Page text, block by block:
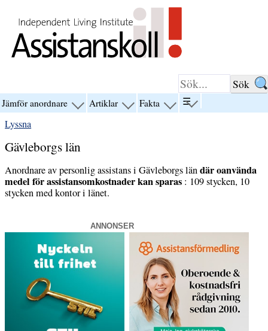
Jämför anordnare visa
anordnare”
Artiklar visa Fakta visa
☰visa
menyn
Lyssna
Gävleborgs län
Anordnare av personlig assistans i Gävleborgs ländär oanvända
medel för assistansomkostnader kan sparas : 109 stycken, 10
stycken med kontor i länet.
ANNONSER